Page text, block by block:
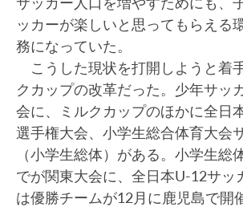
ッカーが楽しいと思ってもらえる
務になっていた。
こうした現状を打開しようと着
クカップの改革だった。少年サッ
会に、ミルクカップのほかに全日
選手権大会、小学生総合体育大会
（小学生総体）がある。小学生総
でが関東大会に、全日本U-12サッ
は優勝チームが12月に鹿児島で開